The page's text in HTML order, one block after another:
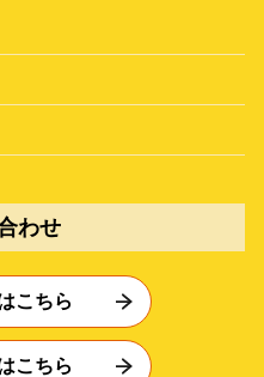
わせ
こちら
こちら